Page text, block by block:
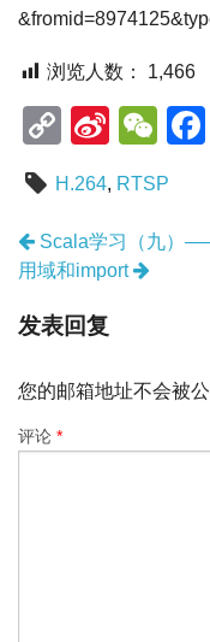
浏览人数： 1,466
C
p
y
Li
n
Si
a
W
ei
W
C
h
H.264, RTSP
文
章
航
Scala学习（九）
用域和import
发表回复
您的邮箱地址不会被公
评论 *